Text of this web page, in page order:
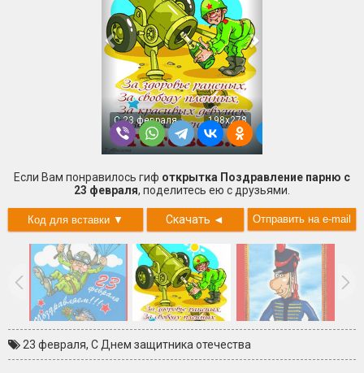
С 23 февраля 198x278
Если Вам понравилось гиф открытка Поздравление парню с
23 февраля, поделитесь ею с друзьями.
Скачать ◄
23 февраля, С Днем защитника отечества